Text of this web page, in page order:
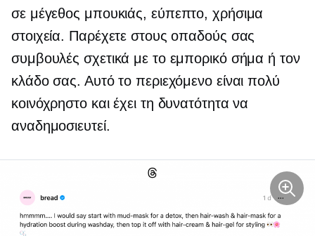
σε μέγεθος μπουκιάς, εύπεπτο, χρήσιμα
στοιχεία. Παρέχετε στους οπαδούς σας
συμβουλές σχετικά με το εμπορικό σήμα ή τον
κλάδο σας. Αυτό το περιεχόμενο είναι πολύ
κοινόχρηστο και έχει τη δυνατότητα να
αναδημοσιευτεί.